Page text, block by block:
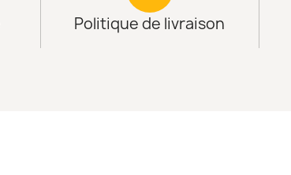
Politique de livraison